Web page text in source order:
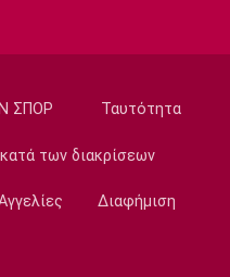
«Μας
ΣΠΟΡ Ταυτότητα
των διακρίσεων
Διαφήμιση